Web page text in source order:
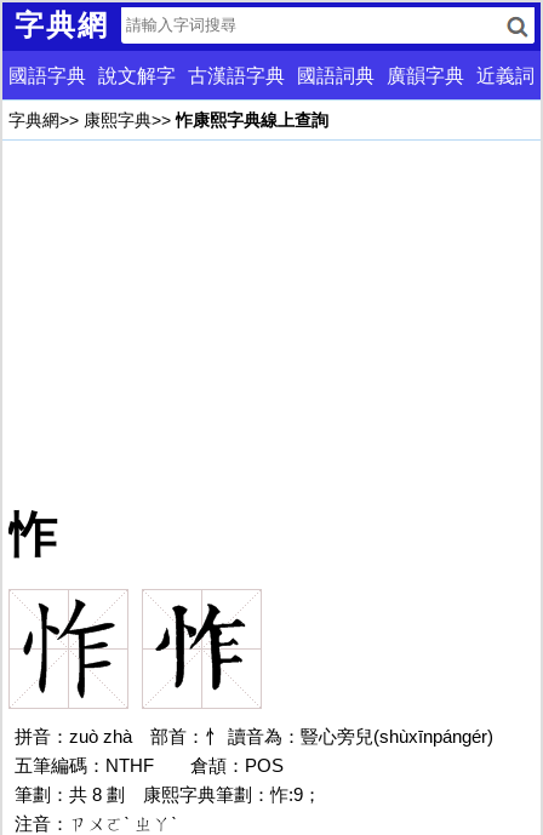
字典網
國語字典 說文解字 古漢語字典 國語詞典 廣韻字典 近義詞
字典網>> 康熙字典>>怍康熙字典線上查詢
怍
拼音：zuò zhà怍 部首：忄 讀音為：豎心旁兒(shùxīnpángér)
五筆編碼：NTHF
倉頡：POS
筆劃：共 8 劃 康熙字典筆劃：怍:9；
注音：ㄗㄨㄛˋ ㄓㄚˋ